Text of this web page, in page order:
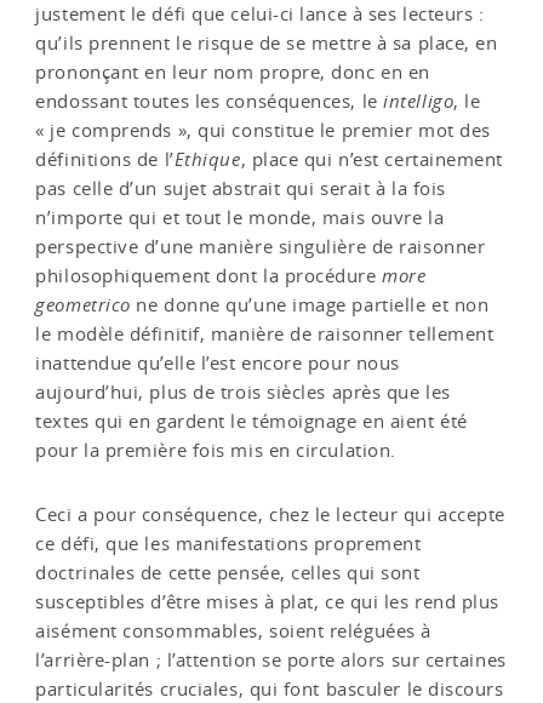
justement le défi que celui-ci lance à ses lecteurs :
qu’ils prennent le risque de se mettre à sa place, en
prononçant en leur nom propre, donc en en
endossant toutes les conséquences, leintelligo, le
« je comprends », qui constitue le premier mot des
définitions de l’Ethique, place qui n’est certainement
pas celle d’un sujet abstrait qui serait à la fois
n’importe qui et tout le monde, mais ouvre la
perspective d’une manière singulière de raisonner
philosophiquement dont la procéduremore
geometrico ne donne qu’une image partielle et non
le modèle définitif, manière de raisonner tellement
inattendue qu’elle l’est encore pour nous
aujourd’hui, plus de trois siècles après que les
textes qui en gardent le témoignage en aient été
pour la première fois mis en circulation.
Ceci a pour conséquence, chez le lecteur qui accepte
ce défi, que les manifestations proprement
doctrinales de cette pensée, celles qui sont
susceptibles d’être mises à plat, ce qui les rend plus
aisément consommables, soient reléguées à
l’arrière-plan ; l’attention se porte alors sur certaines
particularités cruciales, qui font basculer le discours